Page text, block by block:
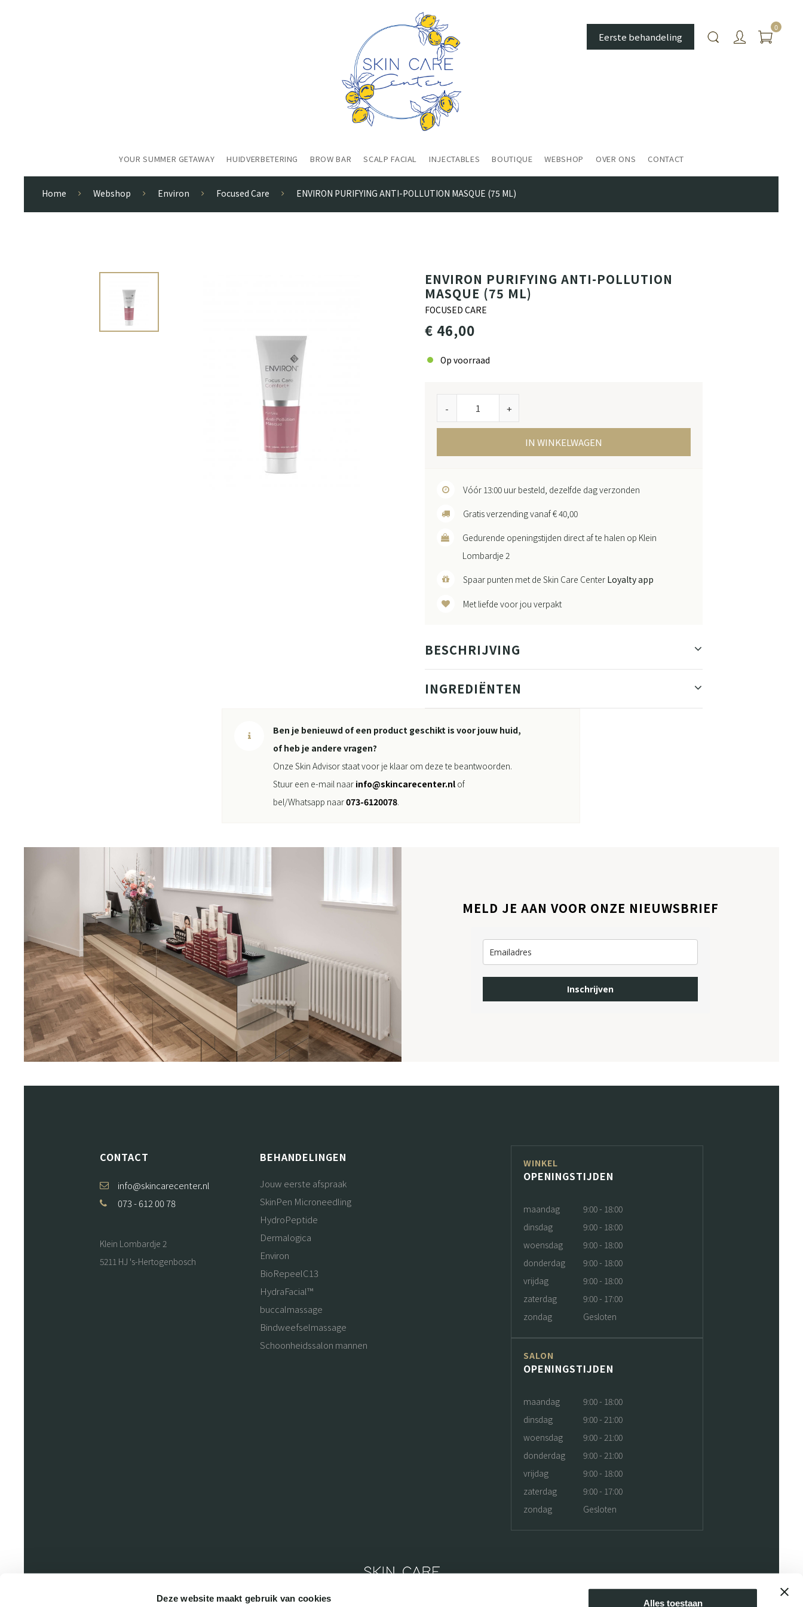
Deze website maakt gebruik van cookies Alles toestaan
Eerste behandeling
0
YOUR SUMMER GETAWAY HUIDVERBETERING BROW BAR SCALP FACIAL INJECTABLES BOUTIQUE WEBSHOP OVER ONS CONTACT
Home Webshop Environ Focused Care ENVIRON PURIFYING ANTI-POLLUTION MASQUE (75 ML)
ENVIRON PURIFYING ANTI-POLLUTION
MASQUE (75 ML)
FOCUSED CARE
€ 46,00
Op voorraad
- +
IN WINKELWAGEN
Vóór 13:00 uur besteld, dezelfde dag verzonden
Gratis verzending vanaf € 40,00
Gedurende openingstijden direct af te halen op Klein
Lombardje 2
Spaar punten met de Skin Care Center Loyalty app
Met liefde voor jou verpakt
BESCHRIJVING
INGREDIËNTEN
Ben je benieuwd of een product geschikt is voor jouw huid,
of heb je andere vragen?
Onze Skin Advisor staat voor je klaar om deze te beantwoorden.
Stuur een e-mail naar info@skincarecenter.nl of
bel/Whatsapp naar073-6120078.
MELD JE AAN VOOR ONZE NIEUWSBRIEF
Inschrijven
CONTACT
info@skincarecenter.nl
073 - 612 00 78
Klein Lombardje 2
5211 HJ 's-Hertogenbosch
BEHANDELINGEN
Jouw eerste afspraak
SkinPen Microneedling
HydroPeptide
Dermalogica
Environ
BioRepeelC13
HydraFacial™
buccalmassage
Bindweefselmassage
Schoonheidssalon mannen
WINKEL
OPENINGSTIJDEN
maandag
9:00 - 18:00
dinsdag
9:00 - 18:00
woensdag
9:00 - 18:00
donderdag
9:00 - 18:00
vrijdag
9:00 - 18:00
zaterdag
9:00 - 17:00
zondag
Gesloten
SALON
OPENINGSTIJDEN
maandag
9:00 - 18:00
dinsdag
9:00 - 21:00
woensdag
9:00 - 21:00
donderdag
9:00 - 21:00
vrijdag
9:00 - 18:00
zaterdag
9:00 - 17:00
zondag
Gesloten